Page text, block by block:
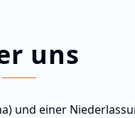
uns
und einer